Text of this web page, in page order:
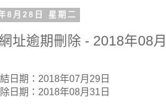
8月28日 星期二
址逾期刪除 - 2018年08
日期：2018年07月29日
日期：2018年08月31日